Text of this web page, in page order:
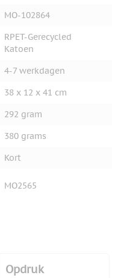
MO-102864
RPET-Gerecycled
Katoen
4-7 werkdagen
38 x 12 x 41 cm
292 gram
380 grams
Kort
MO2565
Opdruk